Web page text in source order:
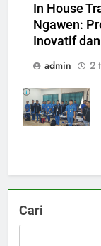
In House
Ngawen:
Inovatif
admin
2
Cari